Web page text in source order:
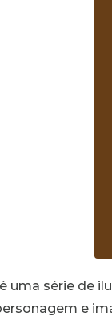
é uma série de
e